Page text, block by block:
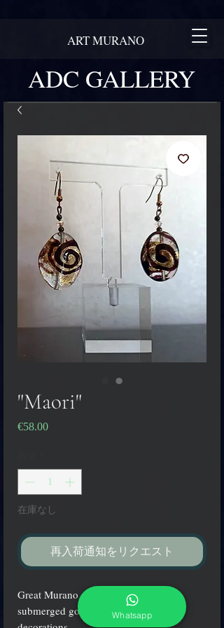
ADC GALLERY
ART MURANO
"Maori"
€58.00価
在庫なし
再入荷通知をリクエスト
Great Murano glass earrings with
submerged gold and amethyst tribal
Whatsapp